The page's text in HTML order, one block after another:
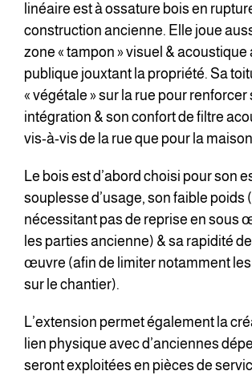
linéaire est à ossature bois en
construction ancienne. Elle joue
zone « tampon » visuel & acoustique
publique jouxtant la propriété. Sa
« végétale » sur la rue pour renforcer
intégration & son confort de filtre
vis-à-vis de la rue que pour la
Le bois est d’abord choisi pour son
souplesse d’usage, son faible poids
nécessitant pas de reprise en sous
les parties ancienne) & sa rapidité
œuvre (afin de limiter notamment
sur le chantier).
L’extension permet également la
lien physique avec d’anciennes
seront exploitées en pièces de